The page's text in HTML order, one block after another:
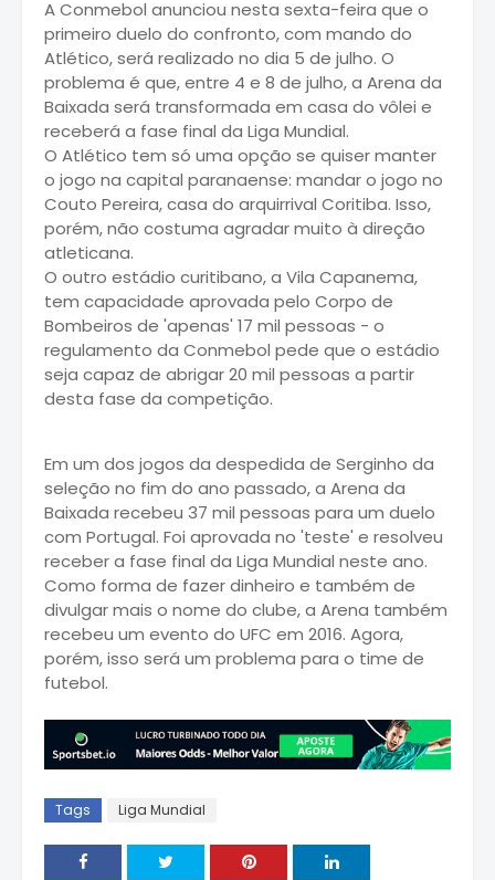
A Conmebol anunciou nesta sexta-feira que o
primeiro duelo do confronto, com mando do
Atlético, será realizado no dia 5 de julho. O
problema é que, entre 4 e 8 de julho, a Arena da
Baixada será transformada em casa do vôlei e
receberá a fase final da Liga Mundial.
O Atlético tem só uma opção se quiser manter
o jogo na capital paranaense: mandar o jogo no
Couto Pereira, casa do arquirrival Coritiba. Isso,
porém, não costuma agradar muito à direção
atleticana.
O outro estádio curitibano, a Vila Capanema,
tem capacidade aprovada pelo Corpo de
Bombeiros de 'apenas' 17 mil pessoas - o
regulamento da Conmebol pede que o estádio
seja capaz de abrigar 20 mil pessoas a partir
desta fase da competição.
Em um dos jogos da despedida de Serginho da
seleção no fim do ano passado, a Arena da
Baixada recebeu 37 mil pessoas para um duelo
com Portugal. Foi aprovada no 'teste' e resolveu
receber a fase final da Liga Mundial neste ano.
Como forma de fazer dinheiro e também de
divulgar mais o nome do clube, a Arena também
recebeu um evento do UFC em 2016. Agora,
porém, isso será um problema para o time de
futebol.
Tags Liga Mundial